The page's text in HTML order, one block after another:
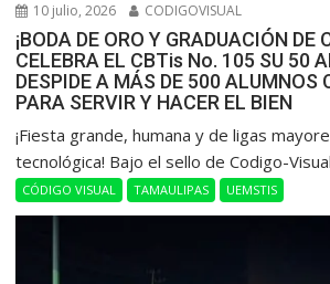
10 julio, 2026 CODIGOVISUAL
¡BODA DE ORO Y GRADUACIÓN DE
CELEBRA EL CBTis No. 105 SU 50
DESPIDE A MÁS DE 500 ALUMNOS
PARA SERVIR Y HACER EL BIEN
​¡Fiesta grande, humana y de ligas
tecnológica! Bajo el sello de Codigo-
CÓDIGO VISUAL TAMAULIPAS UEMSTIS